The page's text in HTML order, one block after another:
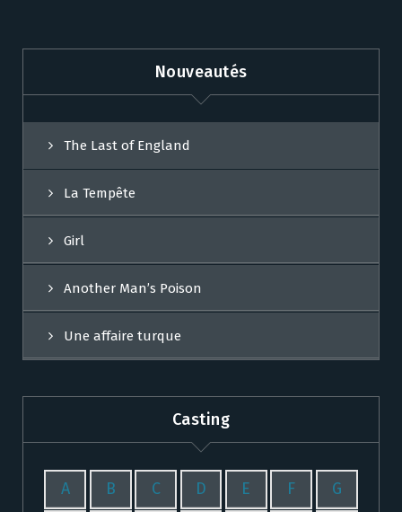
Nouveautés
The Last of England
La Tempête
Girl
Another Man’s Poison
Une affaire turque
Casting
A B C D E F G